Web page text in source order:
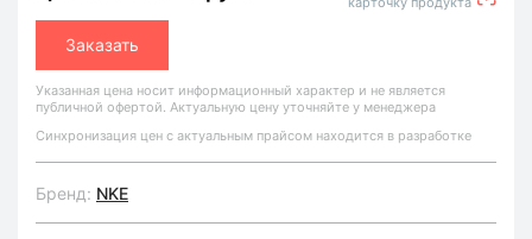
Заказать
Указанная цена носит информационный характер и не является
публичной офертой. Актуальную цену уточняйте у менеджера
Синхронизация цен с актуальным прайсом находится в разработке
Бренд: NKE